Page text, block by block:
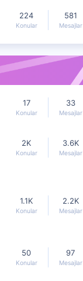
224
Konular
581
Mesajlar
17
Konular
33
Mesajlar
2K
Konular
3.6K
Mesajlar
1.1K
Konular
2.2K
Mesajlar
50
Konular
97
Mesajlar